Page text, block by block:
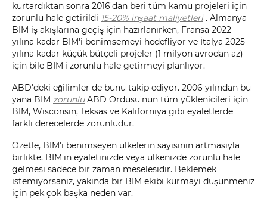
kurtardıktan sonra 2016'dan beri tüm kamu projeleri için
zorunlu hale getirildi 15-20% inşaat maliyetleri. Almanya
BIM iş akışlarına geçiş için hazırlanırken, Fransa 2022
yılına kadar BIM'i benimsemeyi hedefliyor ve İtalya 2025
yılına kadar küçük bütçeli projeler (1 milyon avrodan az)
için bile BIM'i zorunlu hale getirmeyi planlıyor.
ABD'deki eğilimler de bunu takip ediyor. 2006 yılından bu
yana BIM zorunluABD Ordusu'nun tüm yüklenicileri için
BIM, Wisconsin, Teksas ve Kaliforniya gibi eyaletlerde
farklı derecelerde zorunludur.
Özetle, BIM'i benimseyen ülkelerin sayısının artmasıyla
birlikte, BIM'in eyaletinizde veya ülkenizde zorunlu hale
gelmesi sadece bir zaman meselesidir. Beklemek
istemiyorsanız, yakında bir BIM ekibi kurmayı düşünmeniz
için pek çok başka neden var.